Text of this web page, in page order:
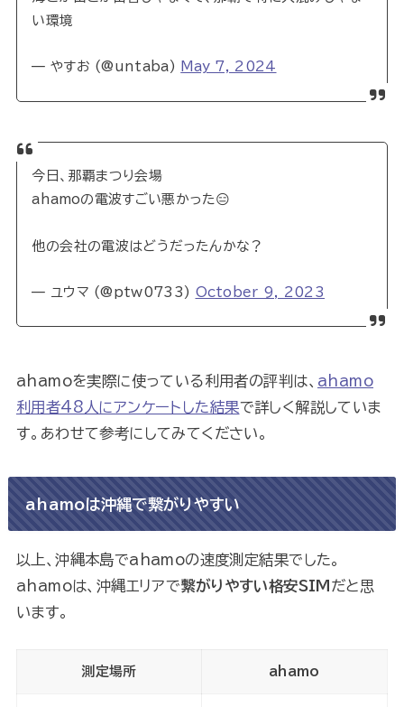
い環境
— やすお (@untaba) May 7, 2024
今日、那覇まつり会場
ahamoの電波すごい悪かった😑
他の会社の電波はどうだったんかな？
— ユウマ (@ptw0733) October 9, 2023
ahamoを実際に使っている利用者の評判は、 ahamo
利用者48人にアンケートした結果で詳しく解説していま
す。あわせて参考にしてみてください。
ahamoは沖縄で繋がりやすい
以上、沖縄本島でahamoの速度測定結果でした。
ahamoは、沖縄エリアで繋がりやすい格安SIM だと思
います。
測定場所 ahamo